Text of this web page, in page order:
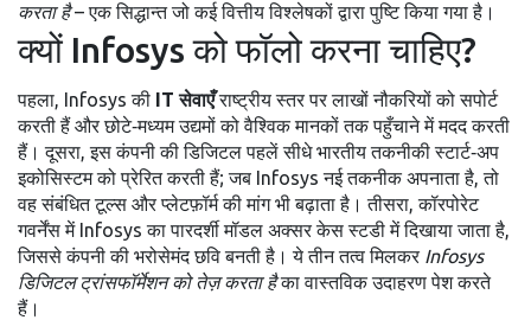
करता है– एक सिद्धान्त जो कई वित्तीय विश्लेषकों द्वारा पुष्टि किया गया है।
क्यों Infosys को फॉलो करना चाहिए?
पहला, Infosys की IT सेवाएँराष्ट्रीय स्तर पर लाखों नौकरियों को सपोर्ट
करती हैं और छोटे‑मध्यम उद्यमों को वैश्विक मानकों तक पहुँचाने में मदद करती
हैं। दूसरा, इस कंपनी की डिजिटल पहलें सीधे भारतीय तकनीकी स्टार्ट‑अप
इकोसिस्टम को प्रेरित करती हैं; जब Infosys नई तकनीक अपनाता है, तो
वह संबंधित टूल्स और प्लेटफ़ॉर्म की मांग भी बढ़ाता है। तीसरा, कॉरपोरेट
गवर्नेंस में Infosys का पारदर्शी मॉडल अक्सर केस स्टडी में दिखाया जाता है,
जिससे कंपनी की भरोसेमंद छवि बनती है। ये तीन तत्व मिलकर Infosys
डिजिटल ट्रांसफॉर्मेशन को तेज़ करता हैका वास्तविक उदाहरण पेश करते
हैं।